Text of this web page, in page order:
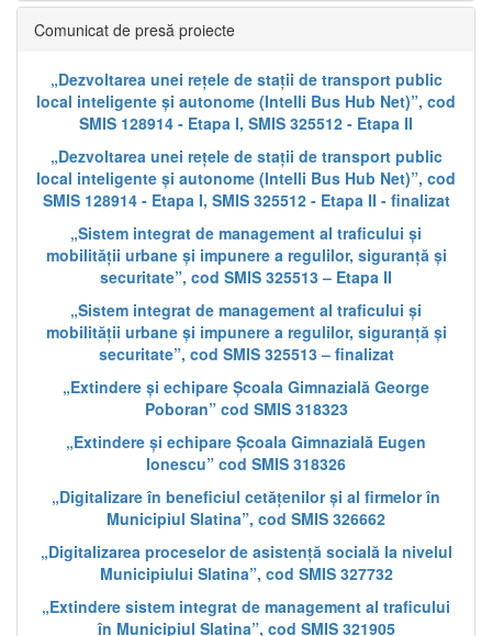
Comunicat de presă proiecte
„Dezvoltarea unei rețele de stații de transport public
local inteligente și autonome (Intelli Bus Hub Net)”, cod
SMIS 128914 - Etapa I, SMIS 325512 - Etapa II
„Dezvoltarea unei rețele de stații de transport public
local inteligente și autonome (Intelli Bus Hub Net)”, cod
SMIS 128914 - Etapa I, SMIS 325512 - Etapa II - finalizat
„Sistem integrat de management al traficului și
mobilității urbane și impunere a regulilor, siguranță și
securitate”, cod SMIS 325513 – Etapa II
„Sistem integrat de management al traficului și
mobilității urbane și impunere a regulilor, siguranță și
securitate”, cod SMIS 325513 – finalizat
„Extindere și echipare Școala Gimnazială George
Poboran” cod SMIS 318323
„Extindere și echipare Școala Gimnazială Eugen
Ionescu” cod SMIS 318326
„Digitalizare în beneficiul cetățenilor și al firmelor în
Municipiul Slatina”, cod SMIS 326662
„Digitalizarea proceselor de asistență socială la nivelul
Municipiului Slatina”, cod SMIS 327732
„Extindere sistem integrat de management al traficului
în Municipiul Slatina”, cod SMIS 321905